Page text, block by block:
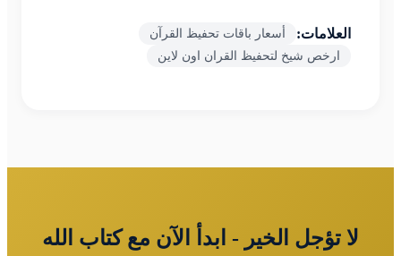
العلامات:
أسعار باقات تحفيظ القرآن
ارخص شيخ لتحفيظ القران اون لاين
لا تؤجل الخير - ابدأ الآن مع كتاب الله